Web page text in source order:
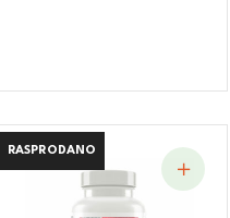
RASPRODANO
RASPRODANO